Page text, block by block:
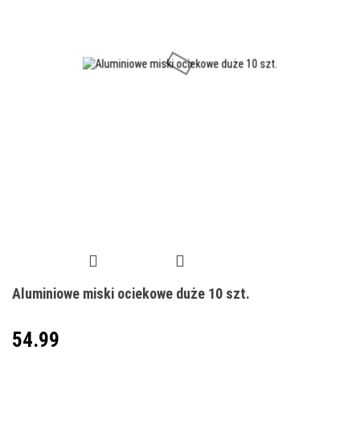
Aluminiowe miski ociekowe duże 10 szt.
54.99